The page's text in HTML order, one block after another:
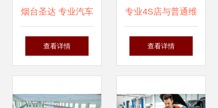
烟台圣达 专业汽车
维修改装产品展示
查看详情
专业4S店与普通维
修厂 机动车修理与
查看详情